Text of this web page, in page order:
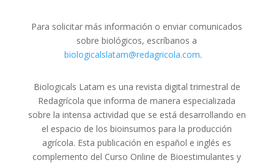
Para solicitar más información o enviar comunicados
sobre biológicos, escríbanos a
biologicalslatam@redagricola.com.
Biologicals Latam es una revista digital trimestral de
Redagrícola que informa de manera especializada
sobre la intensa actividad que se está desarrollando en
el espacio de los bioinsumos para la producción
agrícola. Esta publicación en español e inglés es
complemento del Curso Online de Bioestimulantes y